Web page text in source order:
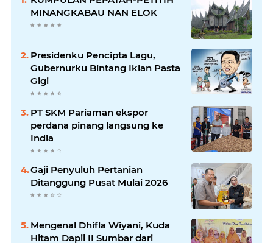
MINANGKABAU NAN ELOK
Presidenku Pencipta Lagu,
Gubernurku Bintang Iklan Pasta
Gigi
PT SKM Pariaman ekspor
perdana pinang langsung ke
India
Gaji Penyuluh Pertanian
Ditanggung Pusat Mulai 2026
Mengenal Dhifla Wiyani, Kuda
Hitam Dapil II Sumbar dari